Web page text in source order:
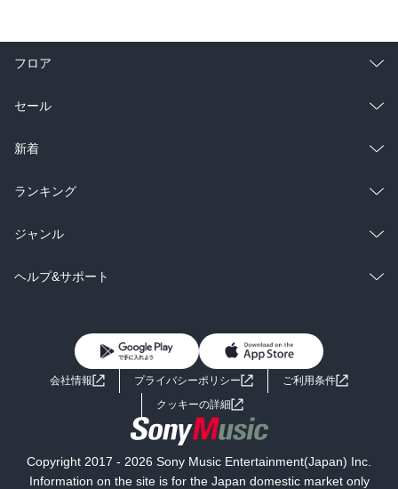
フロア
総合
ラノベ
雑誌・グラビア
BL・TL
セール
総合
ラノベ
雑誌・グラビア
BL・TL
新着
総合
ラノベ
雑誌・グラビア
ランキング
総合
ラノベ
ジャンル
コミック
ライトノベル 男子向けラノベ
小説
海外小説
ミステリー SF
ヘルプ&サポート
よくあるご質問 お問い合わせ
会社情報 プライバシーポリシー
ご利用条件
クッキーの詳細
Copyright 2017 - 2026 Sony Music Entertainment(Japan) Inc.
Information on the site is for the Japan domestic market only